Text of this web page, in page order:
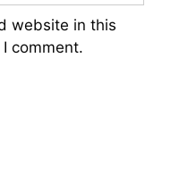
website in this
comment.